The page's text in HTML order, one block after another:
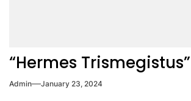
“Hermes Trismegistus”
Admin January 23, 2024